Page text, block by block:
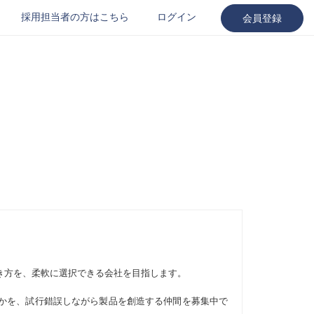
採用担当者の方はこちら ログイン 会員登録
を、柔軟に選択できる会社を目指します。
を、試行錯誤しながら製品を創造する仲間を募集中で